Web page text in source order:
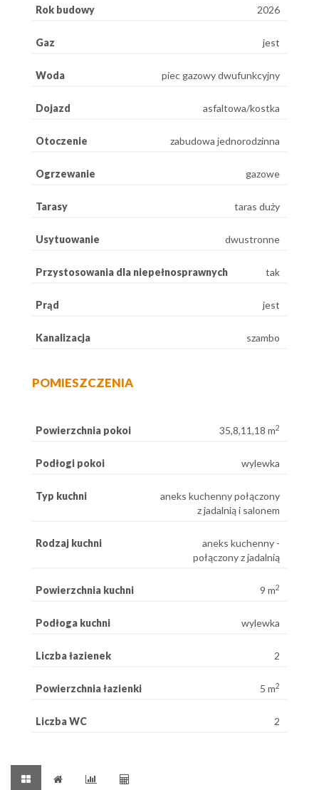
Rok budowy 2026
Gaz jest
Woda piec gazowy dwufunkcyjny
Dojazd asfaltowa/kostka
Otoczenie zabudowa jednorodzinna
Ogrzewanie gazowe
Tarasy taras duży
Usytuowanie dwustronne
Przystosowania dla niepełnosprawnych tak
Prąd jest
Kanalizacja szambo
POMIESZCZENIA
Powierzchnia pokoi 35,8,11,18 m2
Podłogi pokoi wylewka
Typ kuchni
aneks kuchenny połączony
z jadalnią i salonem
Rodzaj kuchni
aneks kuchenny -
połączony z jadalnią
Powierzchnia kuchni 9 m2
Podłoga kuchni wylewka
Liczba łazienek 2
Powierzchnia łazienki 5 m2
Liczba WC 2